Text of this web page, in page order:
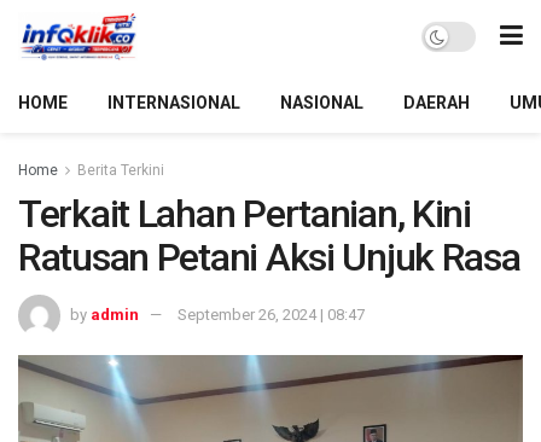
HOME INTERNASIONAL NASIONAL DAERAH
Home Berita Terkini
Terkait Lahan Pertanian, Kini
Ratusan Petani Aksi Unjuk Rasa
by admin September 26, 2024 | 08:47